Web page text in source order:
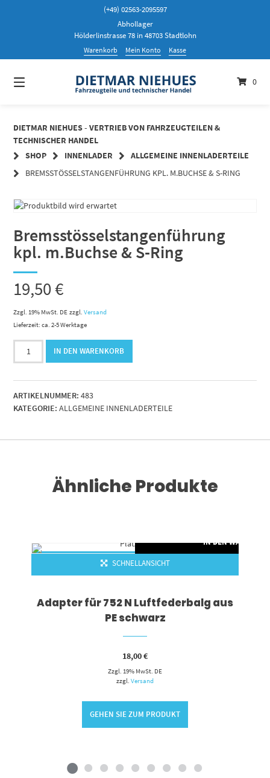
(+49) 02563-2095597
Abhollager
Hölderlinstrasse 78 in 48703 Stadtlohn
Warenkorb Mein Konto Kasse
0
DIETMAR NIEHUES - VERTRIEB VON FAHRZEUGTEILEN &
TECHNISCHER HANDEL
SHOP
INNENLADER
ALLGEMEINE INNENLADERTEILE
BREMSSTÖSSELSTANGENFÜHRUNG KPL. M.BUCHSE & S-RING
Bremsstösselstangenführung
kpl. m.Buchse & S-Ring
19,50€
Zzgl. 19% MwSt. DE zzgl.Versand
Lieferzeit: ca. 2-5 Werktage
Bremsstösselstangenführung
&
S-
Ring
IN DEN WARENKORB
ARTIKELNUMMER: 483
KATEGORIE: ALLGEMEINE INNENLADERTEILE
Ähnliche Produkte
IN DEN
SCHNELLANSICHT
Adapter für 752 N Luftfederbalg aus
PE schwarz
18,00€
Zzgl. 19% MwSt. DE
zzgl.Versand
GEHEN SIE ZUM PRODUKT